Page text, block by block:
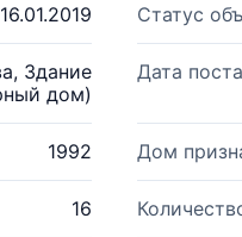
16.01.2019 Статус
Здание
дом)
Дата
1992 Дом
16